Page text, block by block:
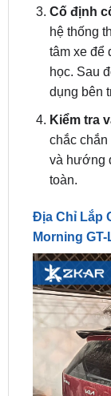
tâm xe để
học. Sau
dụng bên
Kiểm tra
chắc chắn
và hướng
toàn.
Địa Chỉ Lắp